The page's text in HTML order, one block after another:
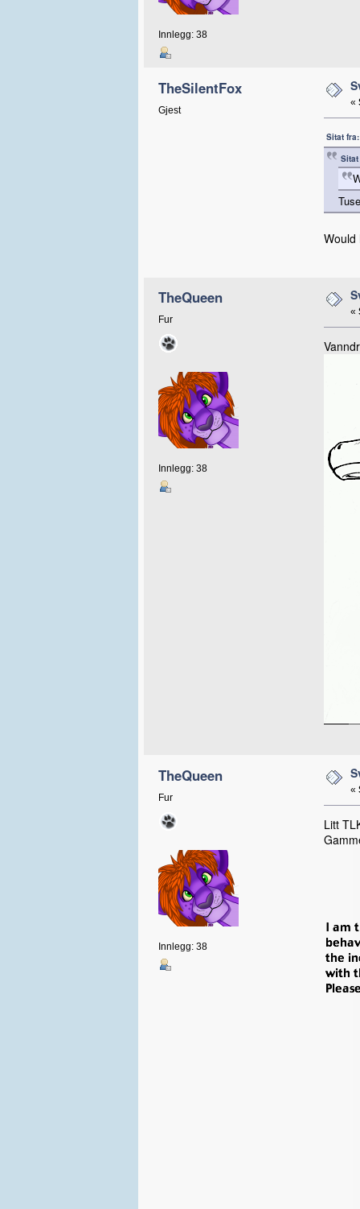
Innlegg: 38
TheSilentFox
Gjest
«
Sitat
Would
TheQueen
Fur
Innlegg: 38
«
TheQueen
Fur
Innlegg: 38
«
Litt